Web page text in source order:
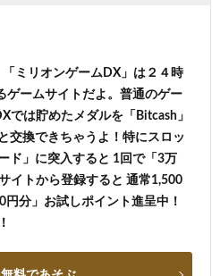
ミリオンゲームDX」は２４時
ゲームサイトだよ。普通のゲー
では貯めたメダルを「Bitcash」
交換できちゃうよ！特にスロッ
ド」に突入すると 1回で「3万
イトから登録すると 通常1,500
円分」お試しポイント進呈中！